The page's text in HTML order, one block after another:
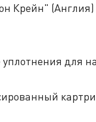
Крейн" (Англия)
для